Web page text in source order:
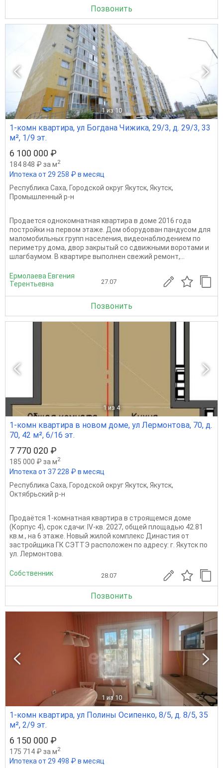
Позвонить
1 из 10
1-комн квартира, ул Богдана Чижика, 29/3, д. 29/3, 33
м², 1/9 эт.
6 100 000 ₽
184 848 ₽ за м2
Ипотека от 29 258 ₽ в месяц
Республика Саха, Городской округ Якутск, Якутск,
Промышленный р-н
Продается однокомнатная квартира в доме 2016 года
постройки на первом этаже. Дом оборудован пандусом для
маломобильных групп населения, видеонаблюдением по
периметру дома, двор закрытый со сдвижными воротами и
шлагбаумом. В квартире выполнен свежий ремонт,...
Ермолаева Евгения
Терентьевна
27.07
Позвонить
1 из 4
1-комн квартира в новом доме, ул Лермонтова, 70, д.
70, 42 м², 6/16 эт.
7 770 020 ₽
185 000 ₽ за м2
Ипотека от 37 228 ₽ в месяц
Республика Саха, Городской округ Якутск, Якутск,
Октябрьский р-н
Продаётся 1-комнатная квартира в строящемся доме
(Корпус 4), срок сдачи: IV-кв. 2027, общей площадью 42.81
кв.м., на 6 этаже. Новый жилой комплекс Династия от
застройщика ГК СЭТТЭ расположен по адресу: г. Якутск по
ул. Лермонтова.
Собственник 28.07
Позвонить
1 из 10
1-комн квартира, ул Полины Осипенко, 8/5, д. 8/5, 35
м², 2/9 эт.
6 150 000 ₽
175 714 ₽ за м2
Ипотека от 29 498 ₽ в месяц